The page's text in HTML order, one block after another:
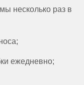
несколько раз в
ежедневно;